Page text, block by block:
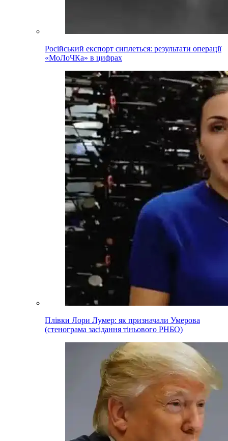
Російський експорт сиплеться: результати операції
«МоЛоЧКа» в цифрах
Плівки Лори Лумер: як призначали Умерова
(стенограма засідання тіньового РНБО)